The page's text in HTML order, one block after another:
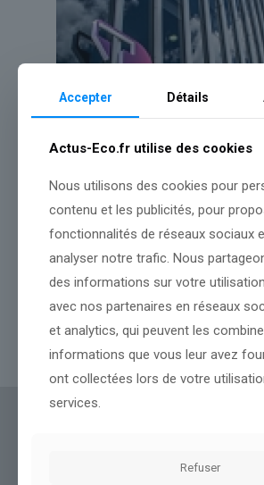
Teleperformance : Cours de l’action divisé
CAC 40… L’ex-Teleperformance TP plonge
Bourse, plombé par les commentaires de
qui s’effondre de 22% à Wall Street
Lire l’article
boursières, décryptées
Accepter Détails
Actus-Eco.fr utilise des cookies
Nous utilisons des cookies pour
contenu et les publicités, pour
fonctionnalités de réseaux sociaux
analyser notre trafic. Nous
des informations sur votre
avec nos partenaires en réseaux
et analytics, qui peuvent les
informations que vous leur avez
ont collectées lors de votre
services.
Refuser